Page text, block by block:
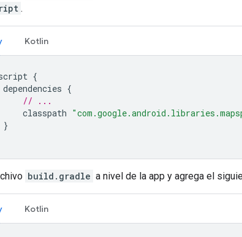
.
Kotlin
{
dependencies {
// ...
classpath
}
build.gradle a nivel de la app y agrega el
Kotlin